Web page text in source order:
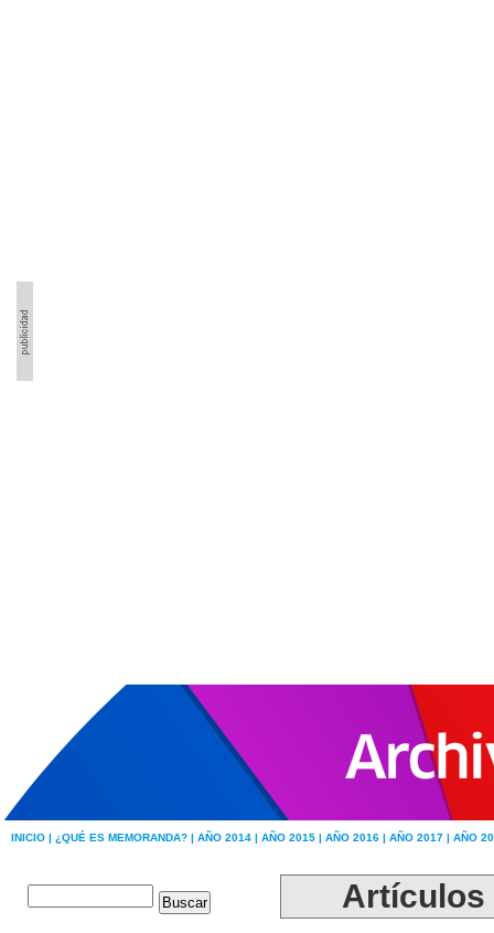
INICIO | ¿QUÉ ES MEMORANDA? | AÑO 2014 | AÑO 2015 | AÑO 2016 | AÑO 2017 | AÑO
Artículos